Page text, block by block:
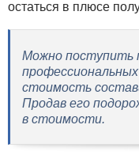
остаться в плюсе
Можно поступить
стоимость
Продав его
в стоимости.